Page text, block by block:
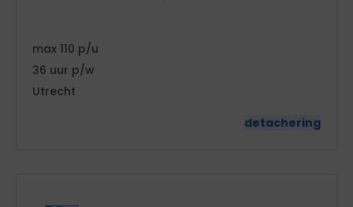
110
36
Utrecht
detachering